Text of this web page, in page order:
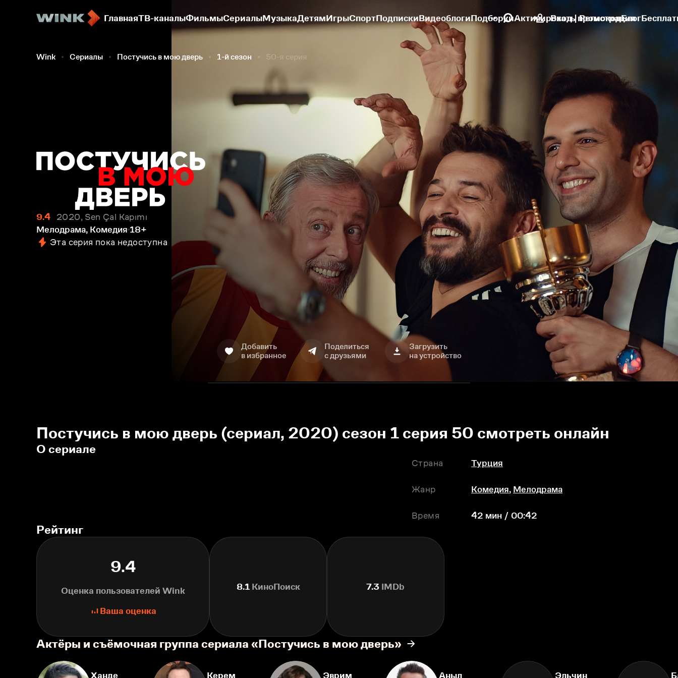
ГлавнаяТВ-каналыФильмыСериалыМузыкаДетямИгрыСпортПодпискиВидеоблогиПодборкиАктивировать промокодБлог
Вход | Регистрация
Wink Сериалы Постучись в мою дверь 1-й сезон 50-я серия
9.4
2020, Sen Çal Kapımı
Мелодрама, Комедия 18+
Эта серия пока недоступна
Добавить
в избранное
Поделиться
с друзьями
Загрузить
на устройство
Постучись в мою дверь (сериал, 2020) сезон 1 серия 50 смотреть онлайн
О сериале
Страна Турция
Жанр Комедия, Мелодрама
Время 42 мин / 00:42
Рейтинг
9.4
Оценка пользователей Wink
Ваша оценка
8.1КиноПоиск 7.3 IMDb
Актёры и съёмочная группа сериала «Постучись в мою дверь»
Ханде
Керем
Эврим
Аныл
Эльчин